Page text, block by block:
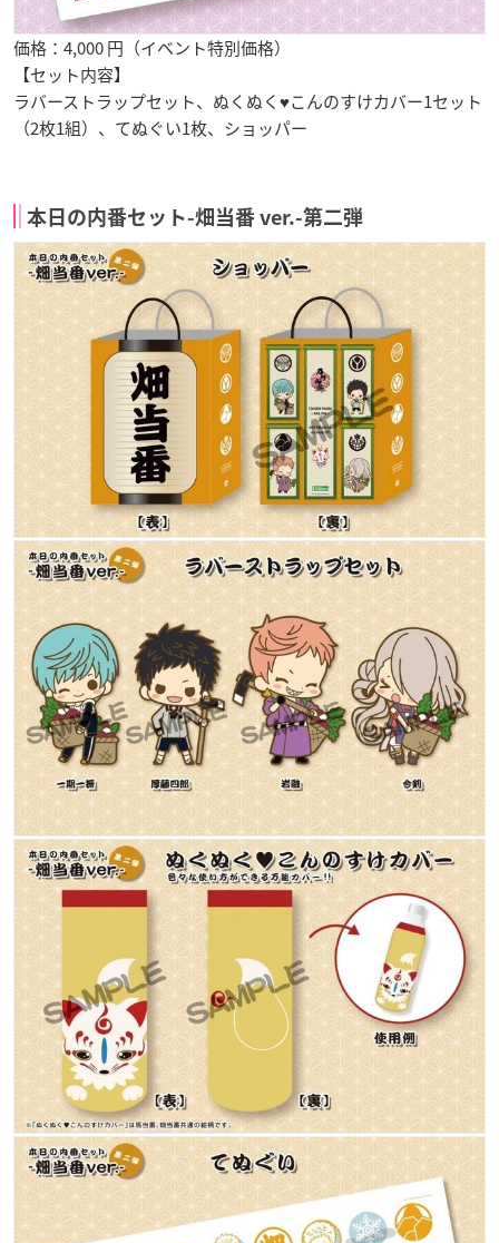
価格：4,000 円（イベント特別価格）
【セット内容】
ラバーストラップセット、ぬくぬく♥こんのすけカバー1セット
（2枚1組）、てぬぐい1枚、ショッパー
本日の内番セット-畑当番 ver.-第二弾